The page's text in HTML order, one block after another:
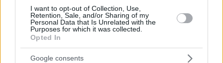
I want to opt-out of Collection, Use,
Retention, Sale, and/or Sharing of my
Personal Data that Is Unrelated with the
Purposes for which it was collected.
Opted In
Google consents
ΑΠΑΝΤΗΣΗ
NOT BAD ....